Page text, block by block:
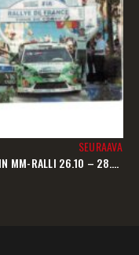
SEURAAVA
JAPANIN MM-RALLI 26.10 – 28.10.2007